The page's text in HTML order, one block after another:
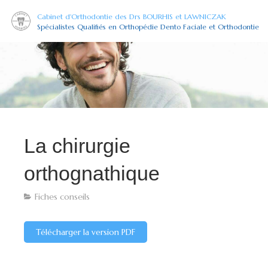
Cabinet d'Orthodontie des Drs BOURHIS et LAWNICZAK
Spécialistes Qualifiés en Orthopédie Dento Faciale et Orthodontie
La chirurgie
orthognathique
Fiches conseils
Télécharger la version PDF